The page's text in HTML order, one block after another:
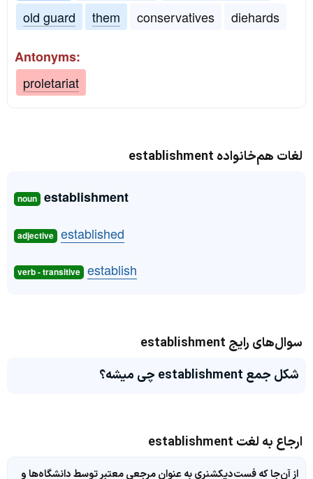
old guard them conservatives diehards
Antonyms:
proletariat
لغات هم‌خانواده establishment
noun establishment
adjective established
verb - transitive establish
سوال‌های رایج establishment
شکل جمع establishment چی میشه؟
ارجاع به لغت establishment
از آن‌جا که فست‌دیکشنری به عنوان مرجعی معتبر توسط دانشگاه‌ها و